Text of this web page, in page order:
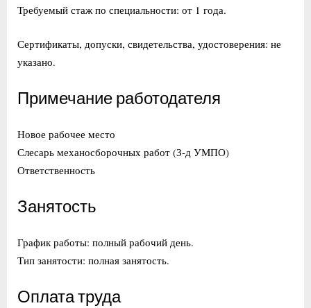
Требуемый стаж по специальности: от 1 года.
Сертификаты, допуски, свидетельства, удостоверения: не
указано.
Примечание работодателя
Новое рабочее место
Слесарь механосборочных работ (З-д УМПО)
Ответственность
Занятость
График работы: полный рабочий день.
Тип занятости: полная занятость.
Оплата труда